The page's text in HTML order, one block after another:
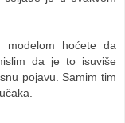
modelom hoćete da
da je to isuviše
pojavu. Samim tim